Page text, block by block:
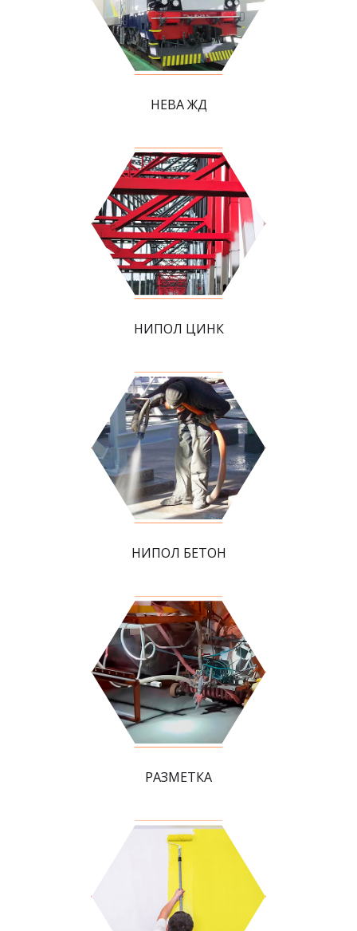
НЕВА ЖД
НИПОЛ ЦИНК
НИПОЛ БЕТОН
РАЗМЕТКА